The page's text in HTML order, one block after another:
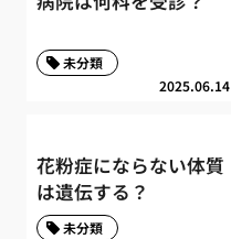
2025.06.14
未分類
花粉症にならない体質
は遺伝する？
未分類